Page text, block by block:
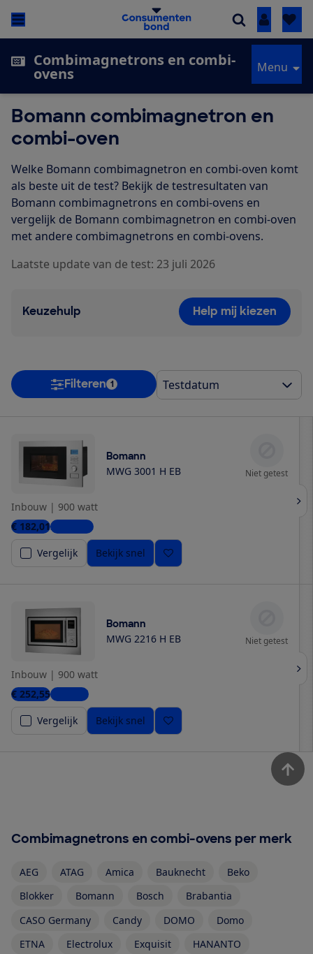
Inloggen
Combimagnetrons en combi-
ovens Menu
Bomann combimagnetron en
combi-oven
Welke Bomann combimagnetron en combi-oven komt
als beste uit de test? Bekijk de testresultaten van
Bomann combimagnetrons en combi-ovens en
vergelijk de Bomann combimagnetron en combi-oven
met andere combimagnetrons en combi-ovens.
Laatste update van de test: 23 juli 2026
Keuzehulp Help mij kiezen
Filteren 1
Bomann
MWG 3001 H EB Niet getest
Inbouw | 900 watt
€ 182,012 winkels
Vergelijk
Bekijk snel
Bomann
MWG 2216 H EB Niet getest
Inbouw | 900 watt
€ 252,551 winkel
Vergelijk
Bekijk snel
Combimagnetrons en combi-ovens per merk
AEG ATAG Amica Bauknecht
Beko
Blokker
Bomann Bosch
Brabantia
CASO Germany
Candy DOMO
Domo
ETNA
Electrolux Exquisit
HANANTO